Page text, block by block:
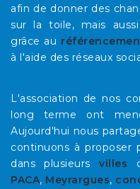
afin de donner des
sur la toile, mais
grâce au
à l'aide des réseaux
L'association de nos
long terme ont
Aujourd'hui nous
continuons à proposer
dans plusieursvilles
PACA, Meyrargues,